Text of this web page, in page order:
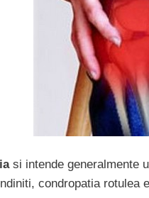
si intende generalmente
condropatia rotulea